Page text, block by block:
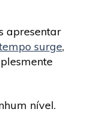
apresentar
surge,
nível.